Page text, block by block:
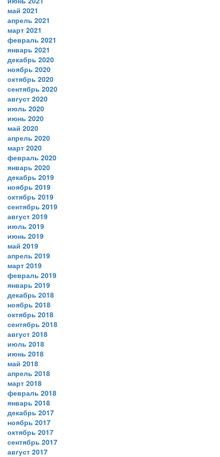
май 2021
апрель 2021
март 2021
февраль 2021
январь 2021
декабрь 2020
ноябрь 2020
октябрь 2020
сентябрь 2020
август 2020
июль 2020
июнь 2020
май 2020
апрель 2020
март 2020
февраль 2020
январь 2020
декабрь 2019
ноябрь 2019
октябрь 2019
сентябрь 2019
август 2019
июль 2019
июнь 2019
май 2019
апрель 2019
март 2019
февраль 2019
январь 2019
декабрь 2018
ноябрь 2018
октябрь 2018
сентябрь 2018
август 2018
июль 2018
июнь 2018
май 2018
апрель 2018
март 2018
февраль 2018
январь 2018
декабрь 2017
ноябрь 2017
октябрь 2017
сентябрь 2017
август 2017